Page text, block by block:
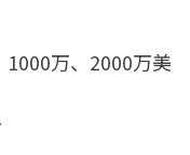
万、2000万美